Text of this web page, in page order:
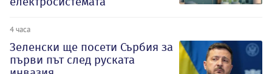
4 часа
Зеленски ще посети Сърбия за
първи път след руската